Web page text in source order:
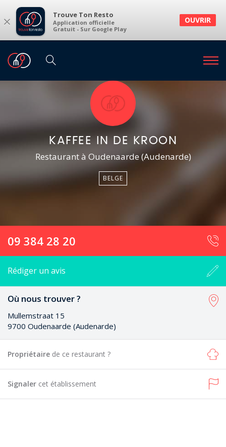
× Trouve Ton Resto
Application officielle
Gratuit - Sur Google Play
OUVRIR
KAFFEE IN DE KROON
Restaurant à Oudenaarde (Audenarde)
BELGE
09 384 28 20
Rédiger un avis
Où nous trouver ?
Mullemstraat 15
9700 Oudenaarde (Audenarde)
Propriétaire de ce restaurant ?
Signaler cet établissement